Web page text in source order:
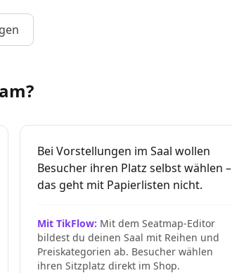
Bei Vorstellungen im Saal wollen
Besucher ihren Platz selbst wählen –
das geht mit Papierlisten nicht.
Mit TikFlow: Mit dem Seatmap-Editor
bildest du deinen Saal mit Reihen und
Preiskategorien ab. Besucher wählen
ihren Sitzplatz direkt im Shop.